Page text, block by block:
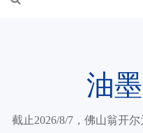
油
截止2026/8/7，佛山翁开